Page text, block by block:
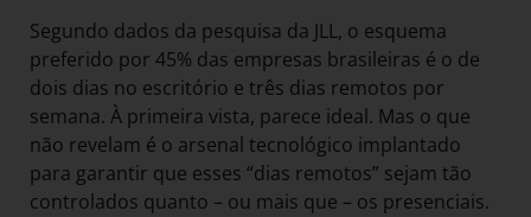
Segundo dados da pesquisa da JLL, o esquema
preferido por 45% das empresas brasileiras é o de
dois dias no escritório e três dias remotos por
semana. À primeira vista, parece ideal. Mas o que
não revelam é o arsenal tecnológico implantado
para garantir que esses “dias remotos” sejam tão
controlados quanto – ou mais que – os presenciais.